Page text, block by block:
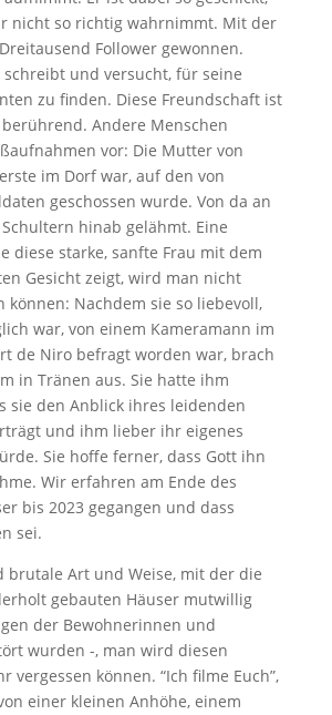
nicht so richtig wahrnimmt. Mit der
Follower gewonnen.
schreibt und versucht, für seine
zu finden. Diese Freundschaft ist
Andere Menschen
vor: Die Mutter von
im Dorf war, auf den von
geschossen wurde. Von da an
hinab gelähmt. Eine
diese starke, sanfte Frau mit dem
Gesicht zeigt, wird man nicht
können: Nachdem sie so liebevoll,
war, von einem Kameramann im
de Niro befragt worden war, brach
in Tränen aus. Sie hatte ihm
sie den Anblick ihres leidenden
und ihm lieber ihr eigenes
Sie hoffe ferner, dass Gott ihn
Wir erfahren am Ende des
bis 2023 gegangen und dass
sei.
brutale Art und Weise, mit der die
gebauten Häuser mutwillig
der Bewohnerinnen und
wurden -, man wird diesen
vergessen können. “Ich filme Euch”,
einer kleinen Anhöhe, einem